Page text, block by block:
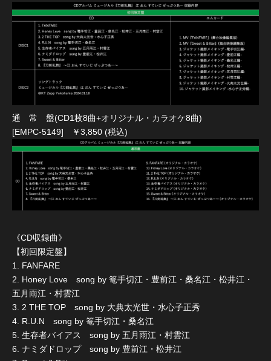
通 常 盤(CD1枚8曲+オリジナル・カラオケ8曲)
[EMPC-5149] ￥3,850 (税込)
《CD収録曲》
【初回限定盤】
1. FANFARE
2. Honey Love song by 篭手切江・豊前江・桑名江・松井江・
五月雨江・村雲江
3. 2 THE TOP song by 大典太光世・水心子正秀
4. R.U.N song by 篭手切江・桑名江
5. 生存者バイアス song by 五月雨江・村雲江
6. ナミダドロップ song by 豊前江・松井江